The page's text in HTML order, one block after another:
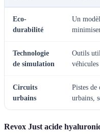
Eco-
durabilité
Un
Technologie
de simulation
Outils
Circuits
urbains
Pistes de
urbains,
Revox Just acide